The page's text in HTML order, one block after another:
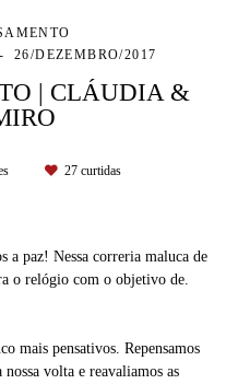
26/DEZEMBRO/2017
| CLÁUDIA &
27curtidas
a paz! Nessa correria maluca de
o relógio com o objetivo de.
mais pensativos. Repensamos
volta e reavaliamos as